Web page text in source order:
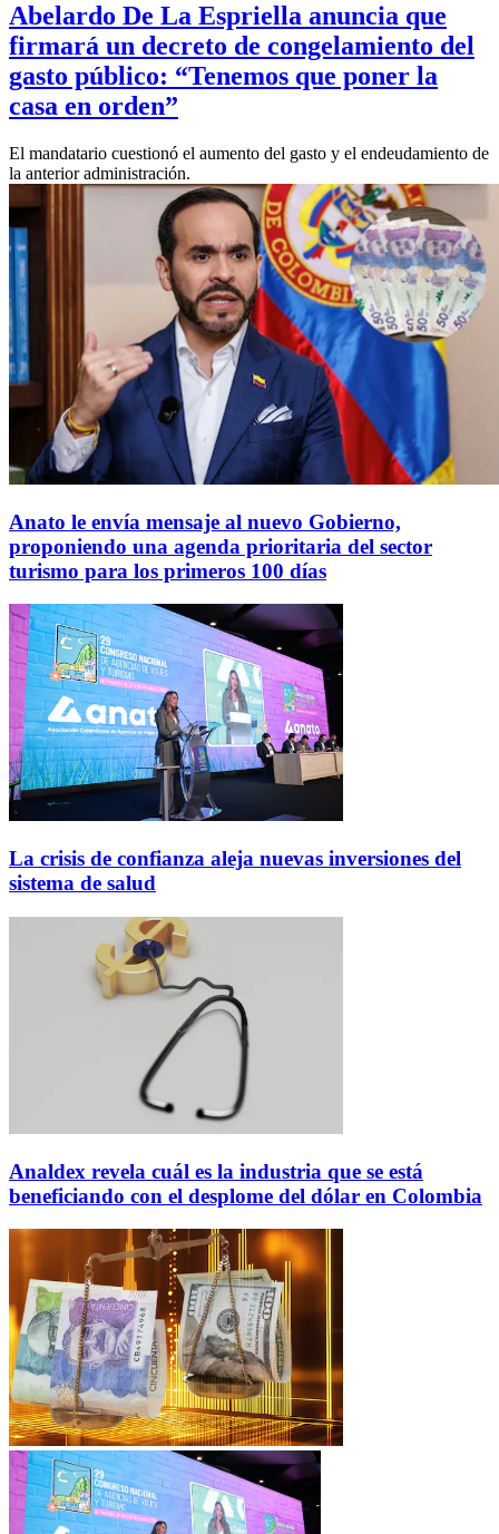
Abelardo De La Espriella anuncia que
firmará un decreto de congelamiento del
gasto público: “Tenemos que poner la
casa en orden”
El mandatario cuestionó el aumento del gasto y el endeudamiento de
la anterior administración.
Anato le envía mensaje al nuevo Gobierno,
proponiendo una agenda prioritaria del sector
turismo para los primeros 100 días
La crisis de confianza aleja nuevas inversiones del
sistema de salud
Analdex revela cuál es la industria que se está
beneficiando con el desplome del dólar en Colombia